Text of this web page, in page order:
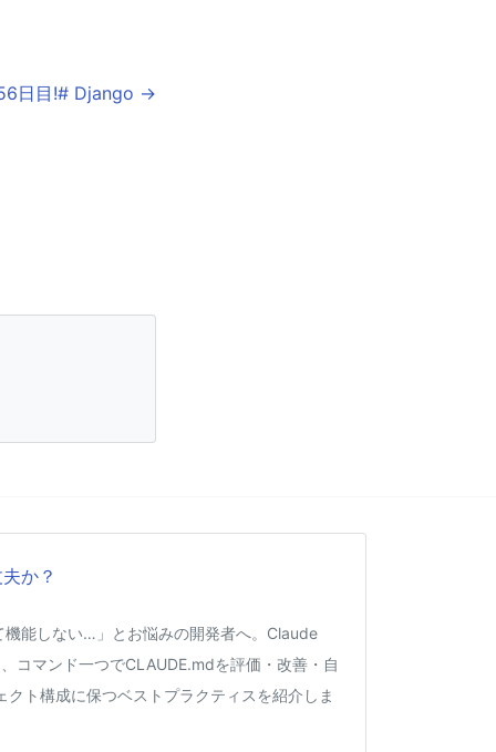
日目!# Django →
か？
機能しない…」とお悩みの開発者へ。Claude
コマンド一つでCLAUDE.mdを評価・改善・自
ト構成に保つベストプラクティスを紹介しま